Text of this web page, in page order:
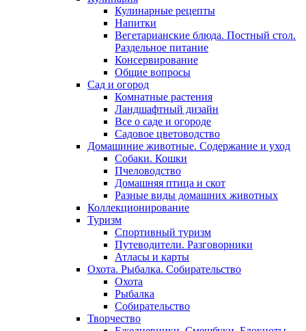
Кулинарные рецепты
Напитки
Вегетарианские блюда. Постный стол.
Раздельное питание
Консервирование
Общие вопросы
Сад и огород
Комнатные растения
Ландшафтный дизайн
Все о саде и огороде
Садовое цветоводство
Домашиние животные. Содержание и уход
Собаки. Кошки
Пчеловодство
Домашняя птица и скот
Разные виды домашних животных
Коллекционирование
Туризм
Спортивный туризм
Путеводители. Разговорники
Атласы и карты
Охота. Рыбалка. Собирательство
Охота
Рыбалка
Собирательство
Творчество